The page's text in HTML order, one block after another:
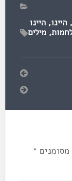
,היינו,היינו
,מילים
*